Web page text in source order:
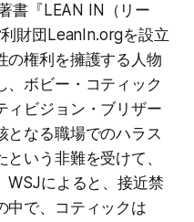
書『LEAN IN（リー
財団LeanIn.orgを設立
の権利を擁護する人物
、ボビー・コティック
ィビジョン・ブリザー
となる職場でのハラス
いう非難を受けて、
WSJによると、接近禁
中で、コティックは